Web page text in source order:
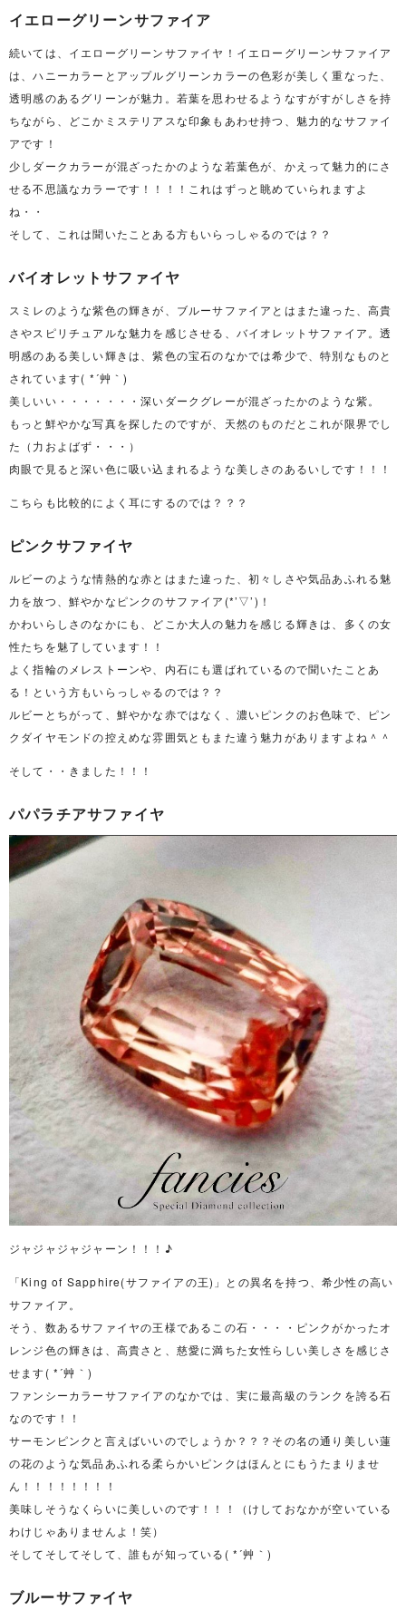
イエローグリーンサファイア
続いては、イエローグリーンサファイヤ！イエローグリーンサファイア
は、ハニーカラーとアップルグリーンカラーの色彩が美しく重なった、
透明感のあるグリーンが魅力。若葉を思わせるようなすがすがしさを持
ちながら、どこかミステリアスな印象もあわせ持つ、魅力的なサファイ
アです！
少しダークカラーが混ざったかのような若葉色が、かえって魅力的にさ
せる不思議なカラーです！！！！これはずっと眺めていられますよ
ね・・
そして、これは聞いたことある方もいらっしゃるのでは？？
バイオレットサファイヤ
スミレのような紫色の輝きが、ブルーサファイアとはまた違った、高貴
さやスピリチュアルな魅力を感じさせる、バイオレットサファイア。透
明感のある美しい輝きは、紫色の宝石のなかでは希少で、特別なものと
されています( *´艸｀)
美しいい・・・・・・・深いダークグレーが混ざったかのような紫。
もっと鮮やかな写真を探したのですが、天然のものだとこれが限界でし
た（力およばず・・・）
肉眼で見ると深い色に吸い込まれるような美しさのあるいしです！！！
こちらも比較的によく耳にするのでは？？？
ピンクサファイヤ
ルビーのような情熱的な赤とはまた違った、初々しさや気品あふれる魅
力を放つ、鮮やかなピンクのサファイア(*’▽’)！
かわいらしさのなかにも、どこか大人の魅力を感じる輝きは、多くの女
性たちを魅了しています！！
よく指輪のメレストーンや、内石にも選ばれているので聞いたことあ
る！という方もいらっしゃるのでは？？
ルビーとちがって、鮮やかな赤ではなく、濃いピンクのお色味で、ピン
クダイヤモンドの控えめな雰囲気ともまた違う魅力がありますよね＾＾
そして・・きました！！！
パパラチアサファイヤ
ジャジャジャジャーン！！！♪
「King of Sapphire(サファイアの王)」との異名を持つ、希少性の高い
サファイア。
そう、数あるサファイヤの王様であるこの石・・・・ピンクがかったオ
レンジ色の輝きは、高貴さと、慈愛に満ちた女性らしい美しさを感じさ
せます( *´艸｀)
ファンシーカラーサファイアのなかでは、実に最高級のランクを誇る石
なのです！！
サーモンピンクと言えばいいのでしょうか？？？その名の通り美しい蓮
の花のような気品あふれる柔らかいピンクはほんとにもうたまりませ
ん！！！！！！！！
美味しそうなくらいに美しいのです！！！（けしておなかが空いている
わけじゃありませんよ！笑）
そしてそしてそして、誰もが知っている( *´艸｀)
ブルーサファイヤ